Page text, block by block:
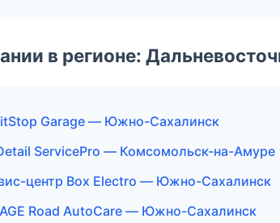
в регионе:
Garage — Южно-Сахалинск
ServicePro — Комсомольск-на-Амуре
центр Box Electro — Южно-Сахалинск
Road AutoCare — Южно-Сахалинск